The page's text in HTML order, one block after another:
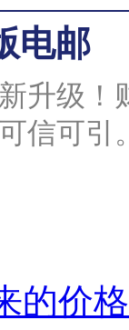
电邮
升级
信可引
的价